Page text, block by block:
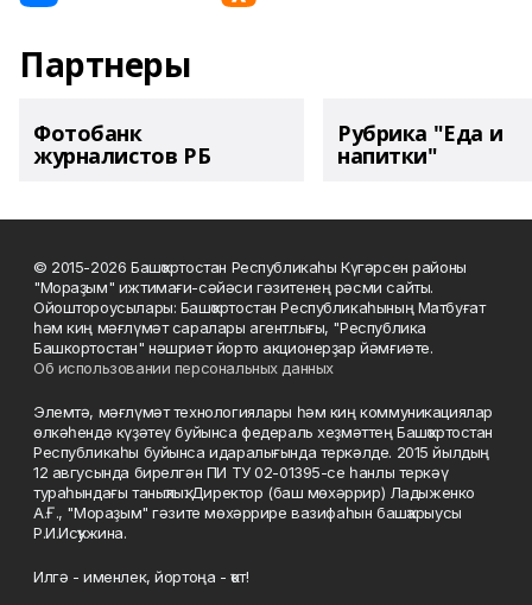
Партнеры
Фотобанк
журналистов РБ
Рубрика "Еда и
напитки"
© 2015-2026 Башҡортостан Республикаһы Күгәрсен районы
"Мораҙым" ижтимағи-сәйәси гәзитенең рәсми сайты.
Ойоштороусылары: Башҡортостан Республикаһының Матбуғат
һәм киң мәғлүмәт саралары агентлығы, "Республика
Башкортостан" нәшриәт йорто акционерҙар йәмғиәте.
Об использовании персональных данных
Элемтә, мәғлүмәт технологиялары һәм киң коммуникациялар
өлкәһендә күҙәтеү буйынса федераль хеҙмәттең Башҡортостан
Республикаһы буйынса идаралығында теркәлде. 2015 йылдың
12 авгусында бирелгән ПИ ТУ 02-01395-се һанлы теркәү
тураһындағы таныҡлыҡ. Директор (баш мөхәррир) Ладыженко
А.Ғ., "Мораҙым" гәзите мөхәррире вазифаһын башҡарыусы
Р.И.Исҡужина.
Илгә - именлек, йортоңа - ҡот!